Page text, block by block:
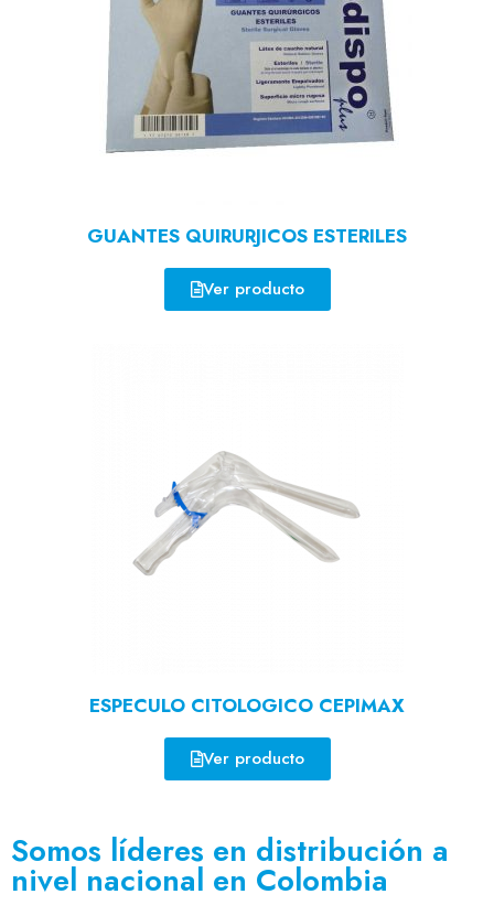
GUANTES QUIRURJICOS ESTERILES
Ver producto
ESPECULO CITOLOGICO CEPIMAX
Ver producto
Somos líderes en distribución a
nivel nacional en Colombia